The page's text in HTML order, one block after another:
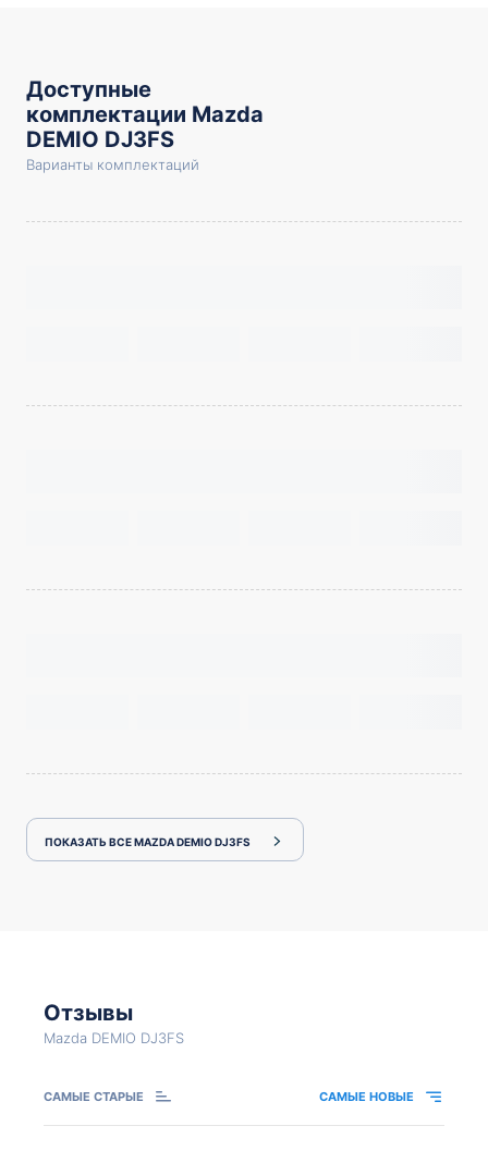
Доступные
комплектации Mazda
DEMIO DJ3FS
Варианты комплектаций
ПОКАЗАТЬ ВСЕ MAZDA DEMIO DJ3FS
Отзывы
Mazda DEMIO DJ3FS
САМЫЕ СТАРЫЕ САМЫЕ НОВЫЕ